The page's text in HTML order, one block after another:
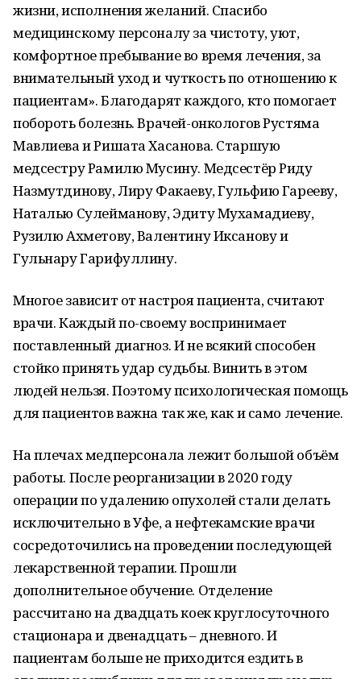
жизни, исполнения желаний. Спасибо
медицинскому персоналу за чистоту, уют,
комфортное пребывание во время лечения, за
внимательный уход и чуткость по отношению к
пациентам». Благодарят каждого, кто помогает
побороть болезнь. Врачей-онкологов Рустяма
Мавлиева и Ришата Хасанова. Старшую
медсестру Рамилю Мусину. Медсестёр Риду
Назмутдинову, Лиру Факаеву, Гульфию Гарееву,
Наталью Сулейманову, Эдиту Мухамадиеву,
Рузилю Ахметову, Валентину Иксанову и
Гульнару Гарифуллину.
Многое зависит от настроя пациента, считают
врачи. Каждый по-своему воспринимает
поставленный диагноз. И не всякий способен
стойко принять удар судьбы. Винить в этом
людей нельзя. Поэтому психологическая помощь
для пациентов важна так же, как и само лечение.
На плечах медперсонала лежит большой объём
работы. После реорганизации в 2020 году
операции по удалению опухолей стали делать
исключительно в Уфе, а нефтекамские врачи
сосредоточились на проведении последующей
лекарственной терапии. Прошли
дополнительное обучение. Отделение
рассчитано на двадцать коек круглосуточного
стационара и двенадцать – дневного. И
пациентам больше не приходится ездить в